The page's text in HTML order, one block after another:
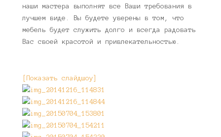
наши мастера выполнят все Ваши требования в
лучшем виде. Вы будете уверены в том, что
мебель будет служить долго и всегда радовать
Вас своей красотой и привлекательностью.
[Показать слайдшоу]